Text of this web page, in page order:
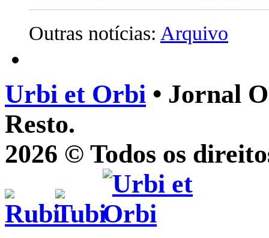
Outras notícias: Arquivo
Urbi et Orbi • Jornal
Resto.
2026 © Todos os